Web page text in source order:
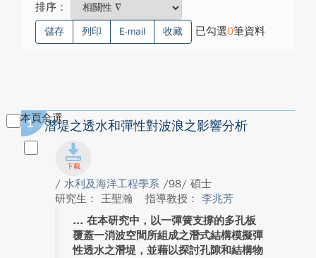
排序：
儲存 列印 E-mail 收藏 已勾選0筆資料
本頁全選
1 潛堤之透水和彈性對波浪之影響分析
/ 水利及海洋工程學系 /98/ 碩士
研究生： 王聖瀚
指導教授： 李兆芳
在本研究中，以一彈簧支撐的多孔板
覆蓋一消波空間所組成之潛式結構模擬彈
性透水之潛堤，並藉以探討孔隙和結構物